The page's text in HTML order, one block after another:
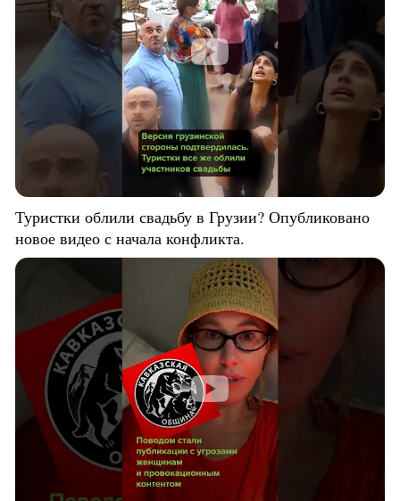
Туристки облили свадьбу в Грузии? Опубликовано
новое видео с начала конфликта.